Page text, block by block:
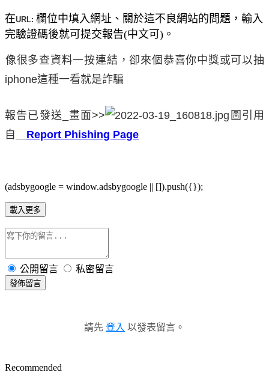
在URL: 欄位中填入網址、關於這不良網站的問題，輸入
完驗證碼後就可提交報告(中文可)。
像很多查資料一按連結，卻來個恭喜你中獎或可以抽
iphone這種一看就是詐騙
報告已發送_畫面>>
圖引用
自＿ Report Phishing Page
(adsbygoogle = window.adsbygoogle || []).push({});
載入更多
公開留言 私密留言
發佈留言
請先 登入 以發表留言。
Recommended